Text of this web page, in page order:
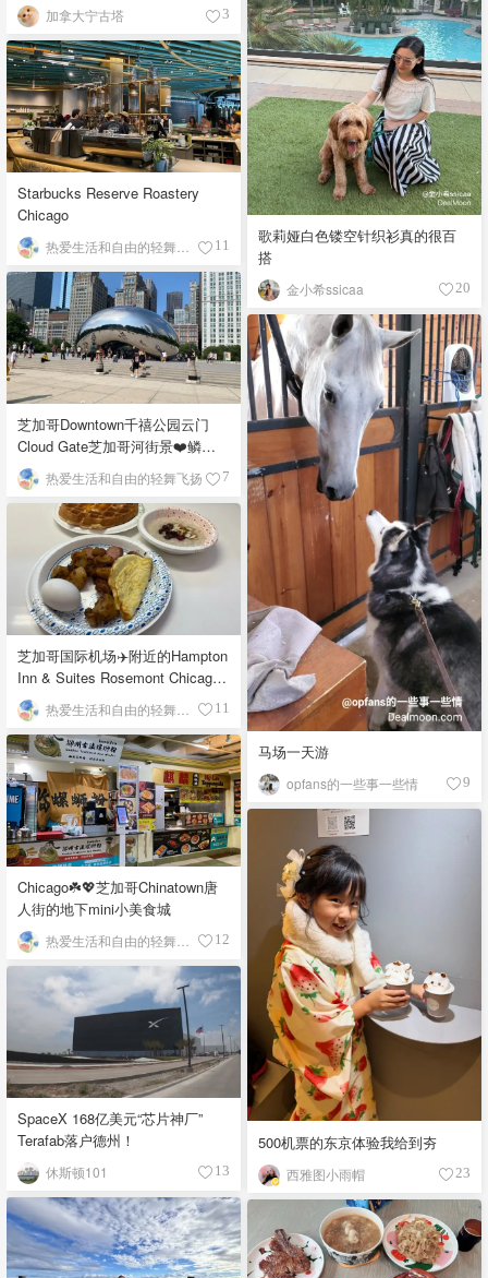
加拿大宁古塔 3
歌莉娅白色镂空针织衫真的很百
搭
金小希ssicaa 20
Starbucks Reserve Roastery
Chicago
11
芝加哥Downtown千禧公园云门
Cloud Gate芝加哥河街景❤️鳞次
栉比的高楼
热爱生活和自由的轻舞飞扬 7
马场一天游
opfans的一些事一些情 9
芝加哥国际机场✈️附近的Hampton
Inn & Suites Rosemont Chicago
O'Hare自助早餐
11
Chicago☘️💖芝加哥Chinatown唐
人街的地下mini小美食城
12
500机票的东京体验我给到夯
西雅图小雨帽 23
SpaceX 168亿美元“芯片神厂”
Terafab落户德州！
休斯顿101 13